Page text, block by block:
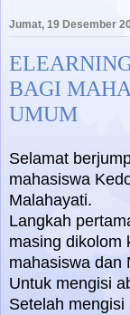
Jumat, 19 Desember
BAGI
UMUM
Selamat
mahasiswa
Malahayati.
Langkah
masing dikolom
mahasiswa dan
Untuk mengisi
Setelah